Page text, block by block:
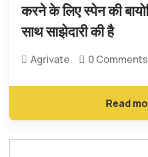
करने के लिए स्पेन की
साथ साझेदारी की है
Agrivate 0 Comments
Read